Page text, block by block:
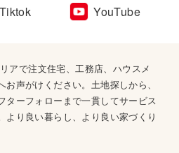
Tiktok YouTube
アで注文住宅、工務店、ハウスメ
声がけください。土地探しから、
ターフォローまで一貫してサービス
より良い暮らし、より良い家づくり